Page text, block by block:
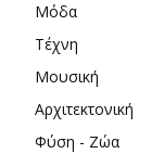
Μόδα
Τέχνη
Μουσική
Αρχιτεκτονική
Φύση - Ζώα